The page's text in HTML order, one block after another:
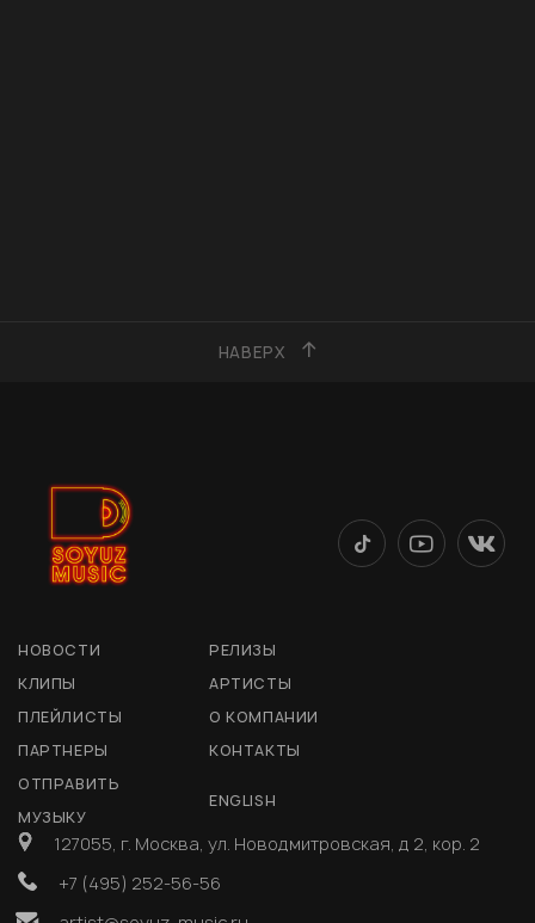
НАВЕРХ
НОВОСТИ
РЕЛИЗЫ
КЛИПЫ
АРТИСТЫ
ПЛЕЙЛИСТЫ
О КОМПАНИИ
ПАРТНЕРЫ
КОНТАКТЫ
ОТПРАВИТЬ
МУЗЫКУ
ENGLISH
127055, г. Москва, ул. Новодмитровская, д 2, кор. 2
+7 (495) 252-56-56